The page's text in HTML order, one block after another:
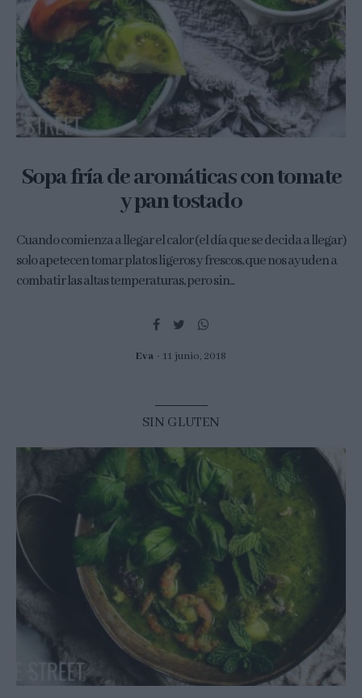
Sopa fría de aromáticas con tomate
y pan tostado
Cuando comienza a llegar el calor (el día que se decida a llegar)
solo apetecen tomar platos ligeros y frescos, que nos ayuden a
combatir las altas temperaturas, pero sin...
Eva 11 junio, 2018
SIN GLUTEN